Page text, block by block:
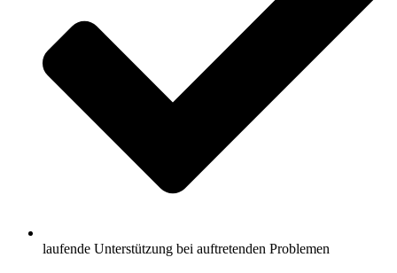
laufende Unterstützung bei auftretenden Problemen